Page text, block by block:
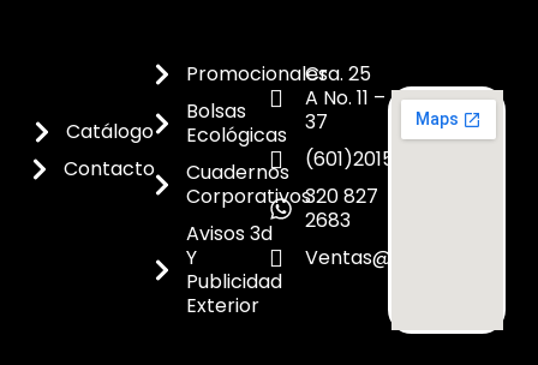
Catálogo
Contacto
Promocionales
Bolsas
Ecológicas
Cuadernos
Corporativos
Avisos 3d
Y
Publicidad
Exterior
Cra. 25
A No. 11 –
37
(601)2015300
320 827
2683
Ventas@dicoes.co